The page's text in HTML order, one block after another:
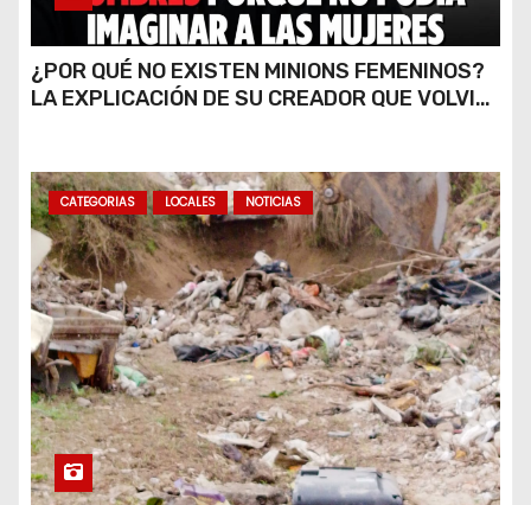
¿POR QUÉ NO EXISTEN MINIONS FEMENINOS?
LA EXPLICACIÓN DE SU CREADOR QUE VOLVIÓ
CATEGORIAS LOCALES NOTICIAS